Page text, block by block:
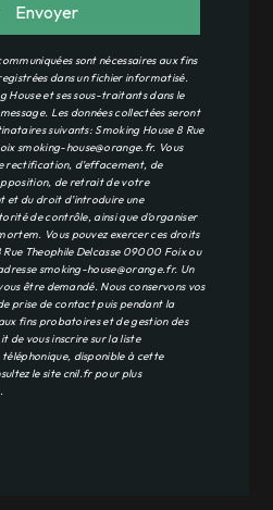
Envoyer
sont nécessaires aux fins
dans un fichier informatisé.
House et ses sous-traitants dans le
Les données collectées seront
suivants: Smoking House 8 Rue
smoking-house@orange.fr. Vous
rectification, d’effacement, de
de retrait de votre
et du droit d’introduire une
de contrôle, ainsi que d’organiser
Vous pouvez exercer ces droits
Theophile Delcasse 09000 Foix ou
smoking-house@orange.fr. Un
être demandé. Nous conservons vos
prise de contact puis pendant la
fins probatoires et de gestion des
de vous inscrire sur la liste
disponible à cette
le site cnil.fr pour plus